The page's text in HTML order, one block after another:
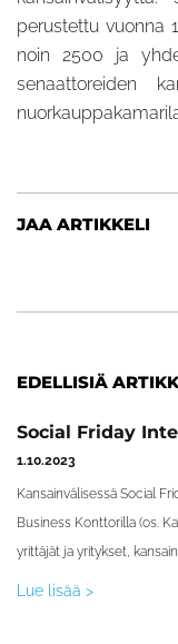
perustettu vuonna
noin 2500 ja
senaattoreiden
JAA ARTIKKELI
EDELLISIÄ
Social Friday
1.10.2023
Kansainvälisessä Social
Business Konttorilla (os.
yrittäjät ja yritykset,
Lue lisää >